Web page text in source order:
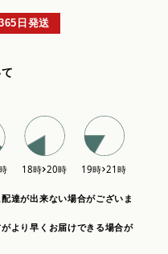
日発送
達が出来ない場合がございま
より早くお届けできる場合が